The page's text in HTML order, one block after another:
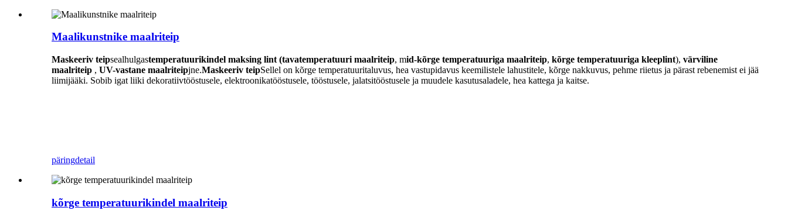
Maalikunstnike maalriteip
Maskeeriv teipsealhulgastemperatuurikindel maksing lint (tavatemperatuuri maalriteip, mid-kõrge temperatuuriga maalriteip, kõrge temperatuuriga kleeplint), värviline
maalriteip , UV-vastane maalriteipjne.Maskeeriv teipSellel on kõrge temperatuuritaluvus, hea vastupidavus keemilistele lahustitele, kõrge nakkuvus, pehme riietus ja pärast rebenemist ei jää
liimijääki. Sobib igat liiki dekoratiivtööstusele, elektroonikatööstusele, tööstusele, jalatsitööstusele ja muudele kasutusaladele, hea kattega ja kaitse.
päringdetail
kõrge temperatuurikindel maalriteip